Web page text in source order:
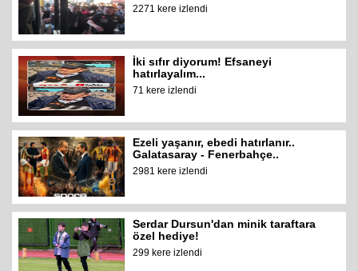
2271 kere izlendi
İki sıfır diyorum! Efsaneyi
hatırlayalım...
71 kere izlendi
Ezeli yaşanır, ebedi hatırlanır..
Galatasaray - Fenerbahçe..
2981 kere izlendi
Serdar Dursun'dan minik taraftara
özel hediye!
299 kere izlendi